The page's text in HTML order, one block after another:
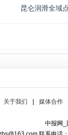
昆仑润滑全域
关于我们 媒体合作
中报网_